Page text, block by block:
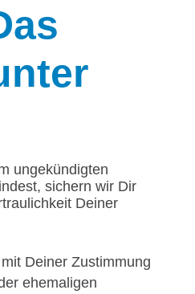
ungekündigten
sichern wir Dir
Deiner
Deiner Zustimmung
ehemaligen